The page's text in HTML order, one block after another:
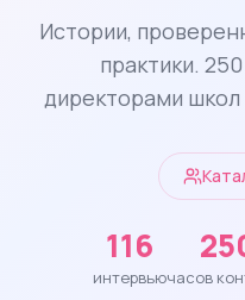
Истории,
практики.
директорами школ
116
интервьючасов